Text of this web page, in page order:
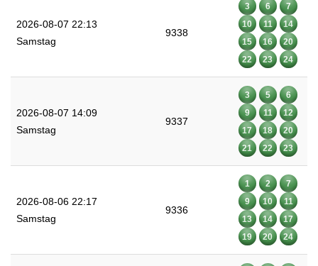
2026-08-07 22:13
Samstag
9338
3 6
7
10
11
14
15
16
20
22
23 24
2026-08-07 14:09
Samstag
9337
3 5
6
9
11
12
17
18
20
21
22 23
2026-08-06 22:17
Samstag
9336
1 2
7
9
10
11
13
14
17
19
20 24